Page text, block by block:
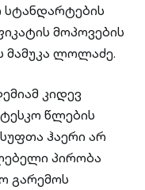
სტანდარტების
მოპოვების
მამუკა ლოლაძე.
კიდევ
წლების
ჰაერი არ
პირობა
გარემოს